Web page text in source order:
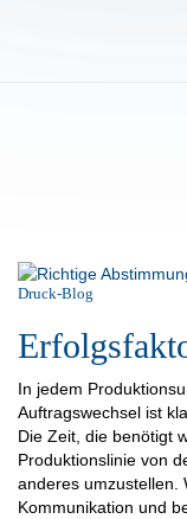
Druck-Blog
In jedem
Auftragswechsel ist
Die Zeit, die benötigt
Produktionslinie von
anderes umzustellen.
Kommunikation und